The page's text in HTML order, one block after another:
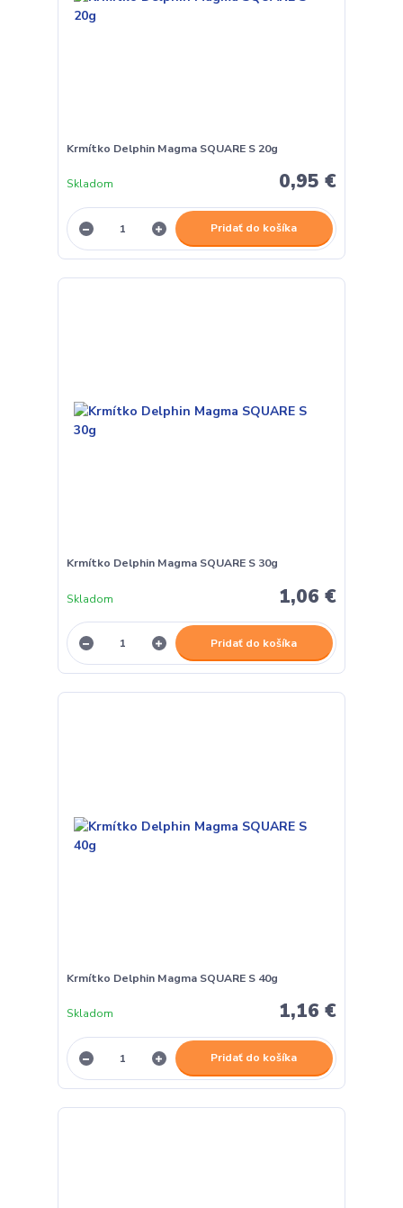
Krmítko Delphin Magma SQUARE S 20g
0,95 €
Skladom
Pridať do košíka
Krmítko Delphin Magma SQUARE S 30g
1,06 €
Skladom
Pridať do košíka
Krmítko Delphin Magma SQUARE S 40g
1,16 €
Skladom
Pridať do košíka